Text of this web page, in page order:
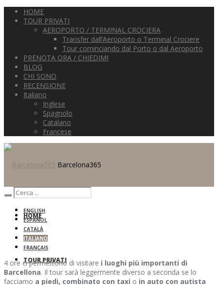
HOME
TOUR PRIVATI
AEROPORTO / TERMINAL CROCIERA
Transfer dall’Aeroporto o Terminal Crociere
Tour cominciando dal Porto o dal Aeroporto
PRENOTA ORA / CHIEDIMI
BLOG
CHI SONO
RECENSIONE
Italiano
Inglese
Spagnolo
Catalano
Francese
Barcelona365
HOME
TOUR PRIVATI
ENGLISH
ESPAÑOL
CATALÀ
ITALIANO
FRANÇAIS
4 ore ci permettono di visitare i luoghi più importanti di
Barcellona. Il tour sarà leggermente diverso a seconda se lo
facciamo a piedi, combinato con taxi o in auto con autista